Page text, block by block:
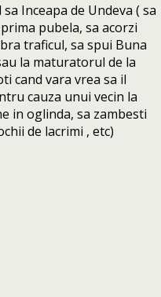
Inceapa de Undeva ( sa
pubela, sa acorzi
traficul, sa spui Buna
la maturatorul de la
cand vara vrea sa il
cauza unui vecin la
in oglinda, sa zambesti
de lacrimi , etc)